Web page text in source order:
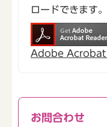
ロードできます。
Adobe Acrobat
お問合わせ